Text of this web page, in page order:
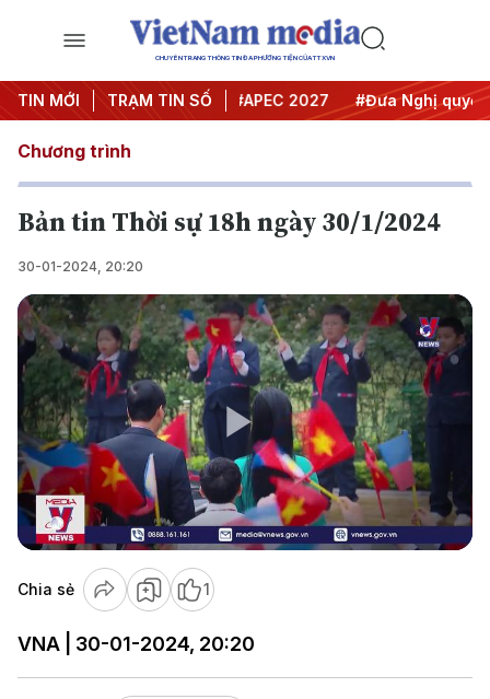
CHUYÊN TRANG THÔNG TIN ĐA PHƯƠNG TIỆN CỦA TTXVN
TIN MỚI TRẠM TIN SỐ
nghị Trung ương 3 #APEC 2027 #Đưa Nghị quyết
Chương trình
Bản tin Thời sự 18h ngày 30/1/2024
30-01-2024, 20:20
Play
Video
Chia sẻ 1
VNA | 30-01-2024, 20:20